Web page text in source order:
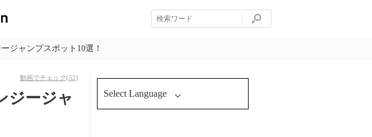
ジャンプスポット10選！
動画でチェック(52)
ジージャ
Select Language